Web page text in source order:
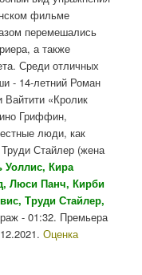
фильме
перемешались
а также
Среди отличных
- 14-летний Роман
«Кролик
Гриффин,
люди, как
Стайлер (жена
Уоллис, Кира
Люси Панч, Кирби
Труди Стайлер,
- 01:32. Премьера
Оценка